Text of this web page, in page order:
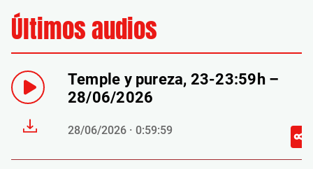
Últimos audios
Temple y pureza, 23-23:59h –
28/06/2026
28/06/2026 · 0:59:59